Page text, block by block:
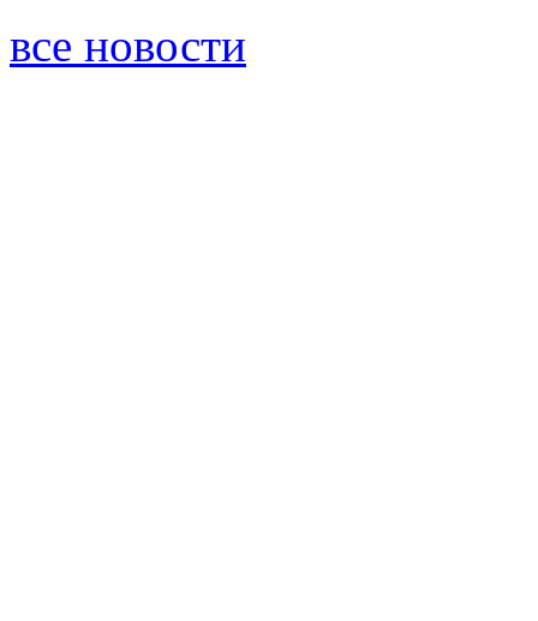
все новости